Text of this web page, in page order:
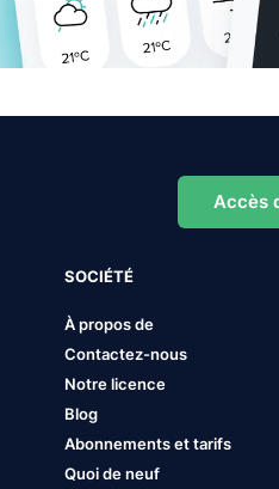
Accès
SOCIÉTÉ
À propos de
Contactez-nous
Notre licence
Blog
Abonnements et tarifs
Quoi de neuf